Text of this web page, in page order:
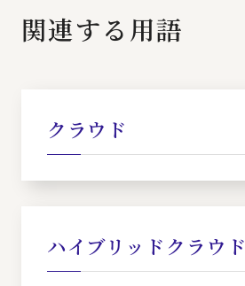
関連する用語
クラウド
ハイブリッドクラウド